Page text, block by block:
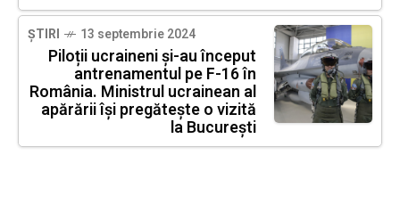
ȘTIRI 13 septembrie 2024
Piloții ucraineni și-au început
antrenamentul pe F-16 în
România. Ministrul ucrainean al
apărării își pregătește o vizită
la București